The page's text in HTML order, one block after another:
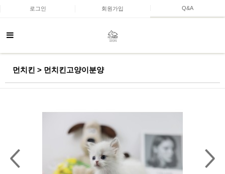
로그인 회원가입 Q&A
먼치킨 > 먼치킨고양이분양